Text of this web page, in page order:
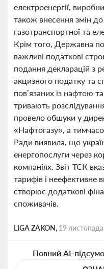
електроенергії,
також внесення змін до
газотранспортної та
Крім того, Державна
важливі податкові
подання декларацій з
акцизного податку та
пов’язаних із нафтою
тривають
провело обшуки у
«Нафтогазу», а
Ради виявила, що
енергопослуги через
компаніях. Звіт ТСК
тарифів і неефективне
створює додаткові
споживачів.
LIGA ZAKON, 19
Повний AI-